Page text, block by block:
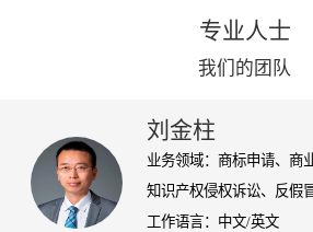
专业人士
我们的团队
刘金柱
业务领域：商标申请、商
知识产权侵权诉讼、反假
工作语言：中文/英文